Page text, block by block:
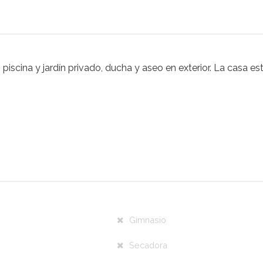
y jardín privado, ducha y aseo en exterior. La casa
Gimnasio
Secadora